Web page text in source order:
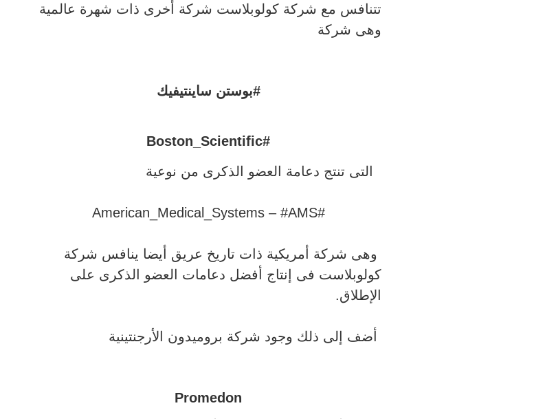
تتنافس مع شركة كولوبلاست شركة أخرى ذات شهرة عالمية
وهى شركة
#بوستن ساينتيفيك
#Boston_Scientific
التى تنتج دعامة العضو الذكرى من نوعية
#American_Medical_Systems – #AMS
وهى شركة أمريكية ذات تاريخ عريق أيضا ينافس شركة
كولوبلاست فى إنتاج أفضل دعامات العضو الذكرى على
الإطلاق.
أضف إلى ذلك وجود شركة بروميدون الأرجنتينية
Promedon